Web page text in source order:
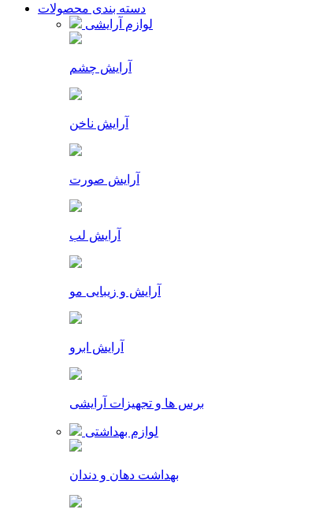
دسته بندی محصولات
لوازم آرایشی
آرایش چشم
آرایش ناخن
آرایش صورت
آرایش لب
آرایش و زیبایی مو
آرایش ابرو
برس ها و تجهیزات آرایشی
لوازم بهداشتی
بهداشت دهان و دندان